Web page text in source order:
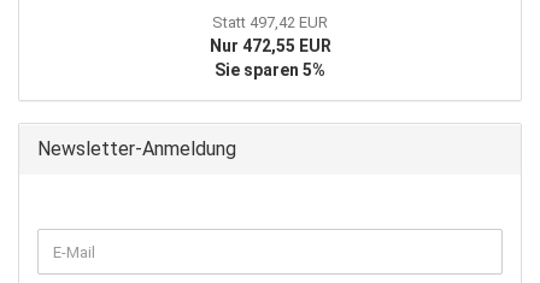
Statt 497,42 EUR
Nur 472,55 EUR
Sie sparen 5%
Newsletter-Anmeldung
ZUR
E-
Mail